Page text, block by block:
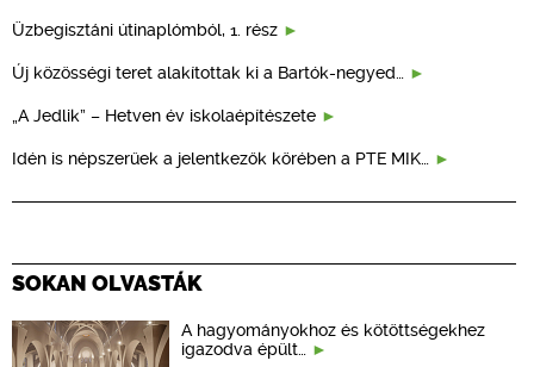
Üzbegisztáni útinaplómból, 1. rész
Új közösségi teret alakítottak ki a Bartók-negyed…
„A Jedlik” – Hetven év iskolaépítészete
Idén is népszerűek a jelentkezők körében a PTE MIK…
SOKAN OLVASTÁK
A hagyományokhoz és kötöttségekhez
igazodva épült…